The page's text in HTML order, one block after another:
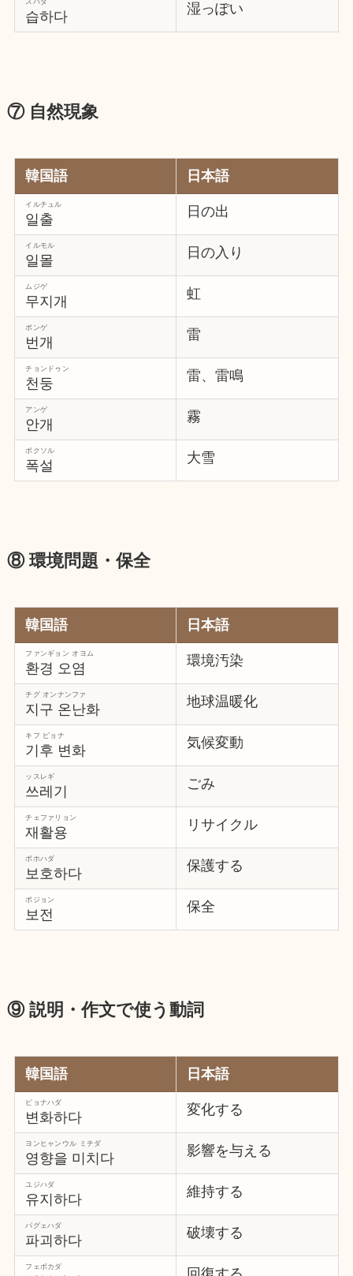
습하다 湿っぽい
⑦ 自然現象
韓国語 日本語
일출
イルチュル 日の出
일몰
イルモル 日の入り
무지개
ムジゲ 虹
번개
ポンゲ 雷
천둥
チョンドゥン 雷、雷鳴
안개
アンゲ 霧
폭설
ポクソル 大雪
⑧ 環境問題・保全
韓国語 日本語
환경 오염
ファンギョン オヨム 環境汚染
지구 온난화
チグ オンナンファ 地球温暖化
기후 변화
キフ ピョナ 気候変動
쓰레기
ッスレギ ごみ
재활용
チェファリョン リサイクル
보호하다
ポホハダ 保護する
보전
ポジョン 保全
⑨ 説明・作文で使う動詞
韓国語 日本語
변화하다
ピョナハダ 変化する
영향을 미치다
ヨンヒャンウル ミチダ 影響を与える
유지하다
ユジハダ 維持する
파괴하다
パグェハダ 破壊する
フェボカダ